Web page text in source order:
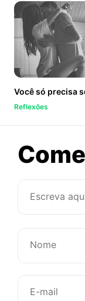
Você só precisa
Reflexões